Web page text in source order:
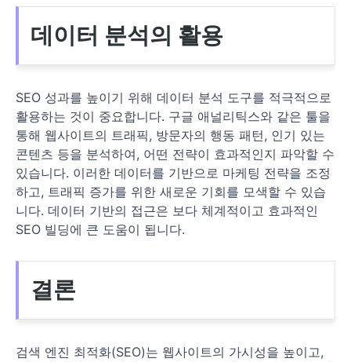
데이터 분석의 활용
SEO 성과를 높이기 위해 데이터 분석 도구를 적극적으로
활용하는 것이 중요합니다. 구글 애널리틱스와 같은 툴을
통해 웹사이트의 트래픽, 방문자의 행동 패턴, 인기 있는
콘텐츠 등을 분석하여, 어떤 전략이 효과적인지 파악할 수
있습니다. 이러한 데이터를 기반으로 마케팅 전략을 조정
하고, 트래픽 증가를 위한 새로운 기회를 모색할 수 있습
니다. 데이터 기반의 접근은 보다 체계적이고 효과적인
SEO 빌딩에 큰 도움이 됩니다.
결론
검색 엔진 최적화(SEO)는 웹사이트의 가시성을 높이고,